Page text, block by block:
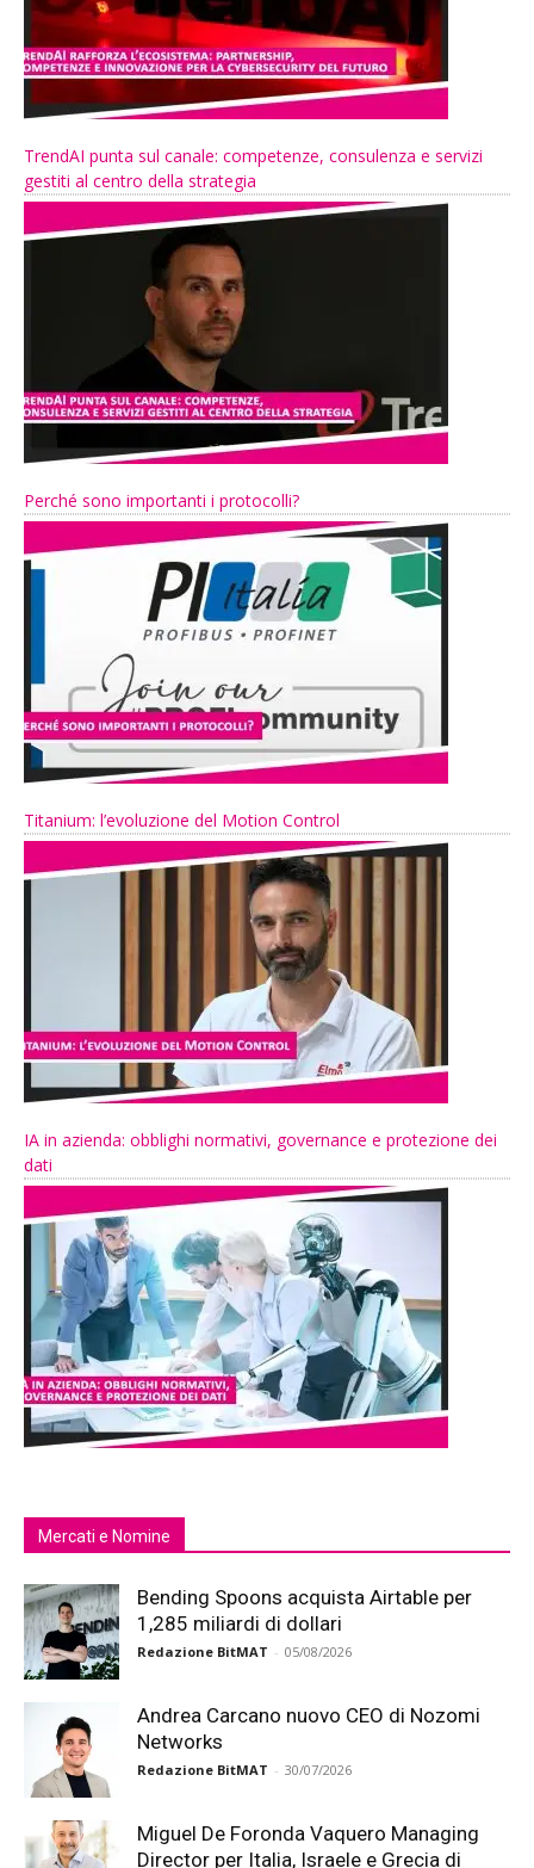
TrendAI punta sul canale: competenze, consulenza e servizi
gestiti al centro della strategia
Perché sono importanti i protocolli?
Titanium: l’evoluzione del Motion Control
IA in azienda: obblighi normativi, governance e protezione dei
dati
Mercati e Nomine
Bending Spoons acquista Airtable per
1,285 miliardi di dollari
Redazione BitMAT - 05/08/2026
Andrea Carcano nuovo CEO di Nozomi
Networks
Redazione BitMAT - 30/07/2026
Miguel De Foronda Vaquero Managing
Director per Italia, Israele e Grecia di